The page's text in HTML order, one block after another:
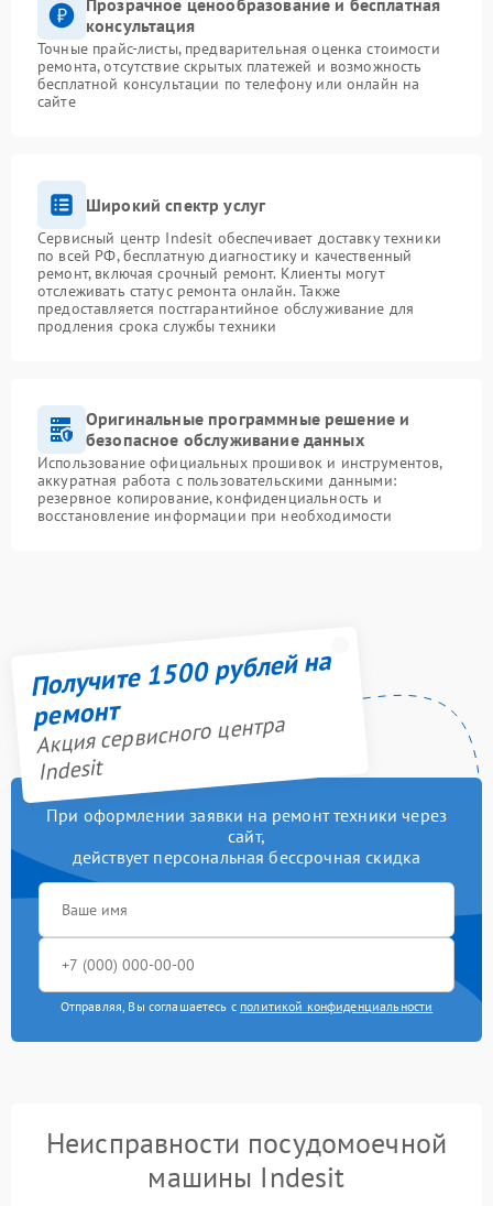
Прозрачное ценообразование и бесплатная
консультация
Точные прайс-листы, предварительная оценка стоимости
ремонта, отсутствие скрытых платежей и возможность
бесплатной консультации по телефону или онлайн на
сайте
Широкий спектр услуг
Сервисный центр Indesit обеспечивает доставку техники
по всей РФ, бесплатную диагностику и качественный
ремонт, включая срочный ремонт. Клиенты могут
отслеживать статус ремонта онлайн. Также
предоставляется постгарантийное обслуживание для
продления срока службы техники
Оригинальные программные решение и
безопасное обслуживание данных
Использование официальных прошивок и инструментов,
аккуратная работа с пользовательскими данными:
резервное копирование, конфиденциальность и
восстановление информации при необходимости
Получите 1500 рублей на
ремонт
Акция сервисного центра
Indesit
При оформлении заявки на ремонт техники через
сайт,
действует персональная бессрочная скидка
Отправляя, Вы соглашаетесь с политикой конфиденциальности
Неисправности посудомоечной
машины Indesit